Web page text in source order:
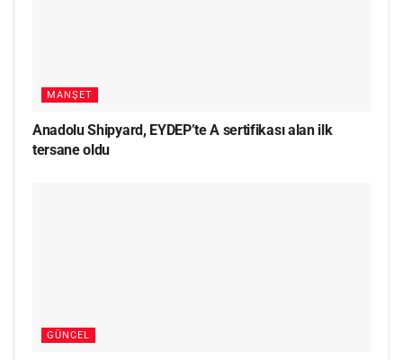
MANŞET
Anadolu Shipyard, EYDEP’te A sertifikası alan ilk
tersane oldu
GÜNCEL